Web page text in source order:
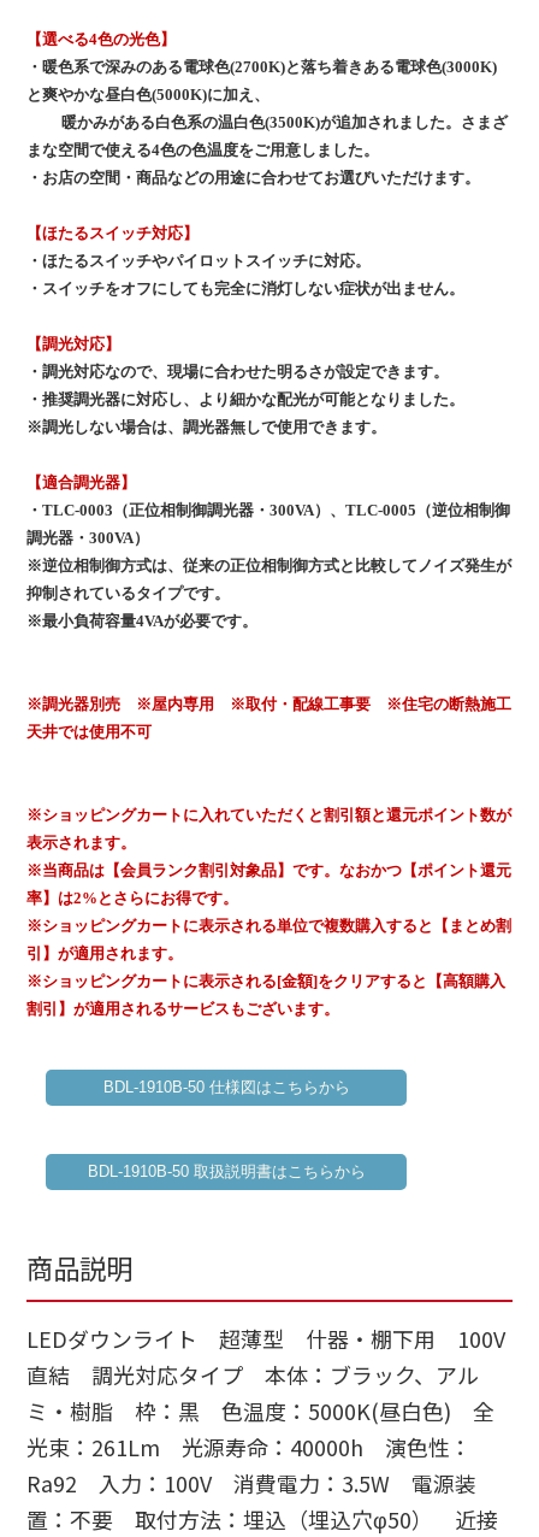
【選べる4色の光色】
・暖色系で深みのある電球色(2700K)と落ち着きある電球色(3000K)
と爽やかな昼白色(5000K)に加え、
暖かみがある白色系の温白色(3500K)が追加されました。さまざ
まな空間で使える4色の色温度をご用意しました。
・お店の空間・商品などの用途に合わせてお選びいただけます。
【ほたるスイッチ対応】
・ほたるスイッチやパイロットスイッチに対応。
・スイッチをオフにしても完全に消灯しない症状が出ません。
【調光対応】
・調光対応なので、現場に合わせた明るさが設定できます。
・推奨調光器に対応し、より細かな配光が可能となりました。
※調光しない場合は、調光器無しで使用できます。
【適合調光器】
・TLC-0003（正位相制御調光器・300VA）、TLC-0005（逆位相制御
調光器・300VA）
※逆位相制御方式は、従来の正位相制御方式と比較してノイズ発生が
抑制されているタイプです。
※最小負荷容量4VAが必要です。
※調光器別売 ※屋内専用 ※取付・配線工事要 ※住宅の断熱施工
天井では使用不可
※ショッピングカートに入れていただくと割引額と還元ポイント数が
表示されます。
※当商品は【会員ランク割引対象品】です。なおかつ【ポイント還元
率】は2%とさらにお得です。
※ショッピングカートに表示される単位で複数購入すると【まとめ割
引】が適用されます。
※ショッピングカートに表示される[金額]をクリアすると【高額購入
割引】が適用されるサービスもございます。
BDL-1910B-50 仕様図はこちらから
BDL-1910B-50 取扱説明書はこちらから
商品説明
LEDダウンライト 超薄型 什器・棚下用 100V
直結 調光対応タイプ 本体：ブラック、アル
ミ・樹脂 枠：黒 色温度：5000K(昼白色) 全
光束：261Lm 光源寿命：40000h 演色性：
Ra92 入力：100V 消費電力：3.5W 電源装
置：不要 取付方法：埋込（埋込穴φ50） 近接